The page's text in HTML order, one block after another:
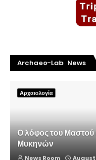
Archaeo-Lab News
Αρχαιολογία
Ο λόφος του Μαστού
Μυκηνών
News Room August